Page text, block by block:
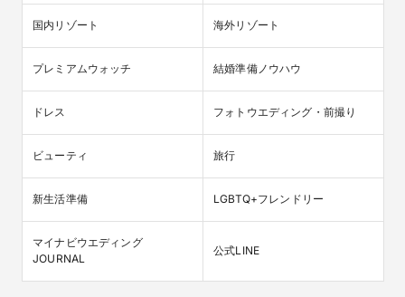
国内リゾート 海外リゾート
プレミアムウォッチ 結婚準備ノウハウ
ドレス フォトウエディング・前撮り
ビューティ 旅行
新生活準備 LGBTQ+フレンドリー
マイナビウエディング
JOURNAL
公式LINE